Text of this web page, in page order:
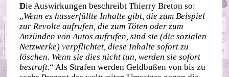
Die Auswirkungen beschreibt Thierry Breton so:
„Wenn es hasserfüllte Inhalte gibt, die zum Beispiel
zur Revolte aufrufen, die zum Töten oder zum
Anzünden von Autos aufrufen, sind sie (die sozialen
Netzwerke) verpflichtet, diese Inhalte sofort zu
löschen. Wenn sie dies nicht tun, werden sie sofort
bestraft.“ Als Strafen werden Geldbußen von bis zu